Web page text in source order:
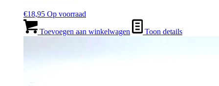
€18,95 Op voorraad
Toevoegen aan winkelwagen Toon details